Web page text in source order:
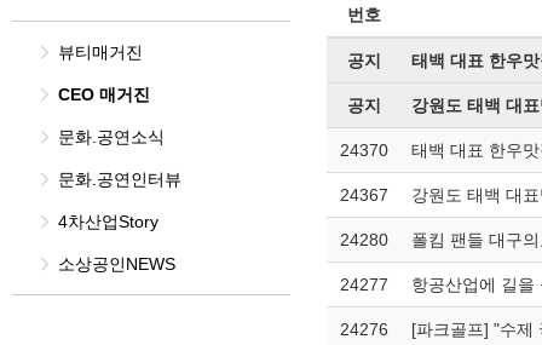
뷰티매거진
CEO 매거진
문화.공연소식
문화.공연인터뷰
4차산업Story
소상공인NEWS
번호
공지 태백 대표 한우
공지 강원도 태백 대
24370 태백 대표 한우
24367 강원도 태백 대
24280 폴킴 팬들 대구
24277 항공산업에 길을
24276 [파크골프] "수제